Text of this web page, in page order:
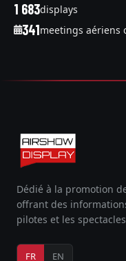
1 683displays
341meetings aériens
Dédié à la promotion
offrant des
pilotes et les
FR EN